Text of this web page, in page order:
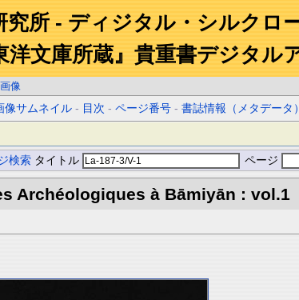
究所 - ディジタル・シルクロ
洋文庫所蔵』貴重書デジタル
像
像サムネイル - 目次 -ページ番号 -書誌情報（メタデータ）
検索 タイトル ページ
Archéologiques à Bāmiyān : vol.1